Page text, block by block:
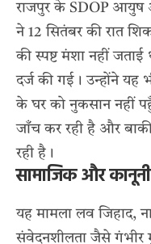
राजपुर के SDOP आयुष
ने 12 सितंबर की रात
की स्पष्ट मंशा नहीं
दर्ज की गई। उन्होंने यह
के घर को नुकसान नहीं
जाँच कर रही है और
रही है।
सामाजिक और
यह मामला लव जिहाद,
संवेदनशीलता जैसे गंभीर